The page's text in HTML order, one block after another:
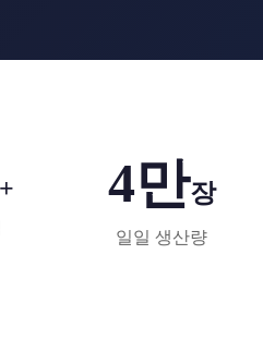
+ 4만장
일일 생산량